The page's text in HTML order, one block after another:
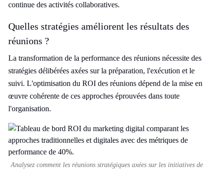
continue des activités collaboratives.
Quelles stratégies améliorent les résultats des
réunions ?
La transformation de la performance des réunions nécessite des
stratégies délibérées axées sur la préparation, l'exécution et le
suivi. L'optimisation du ROI des réunions dépend de la mise en
œuvre cohérente de ces approches éprouvées dans toute
l'organisation.
Analysez comment les réunions stratégiques axées sur les initiatives de